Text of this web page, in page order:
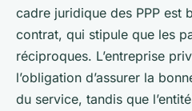
cadre juridique des PPP est
contrat, qui stipule que les
réciproques. L’entreprise
l’obligation d’assurer la
du service, tandis que